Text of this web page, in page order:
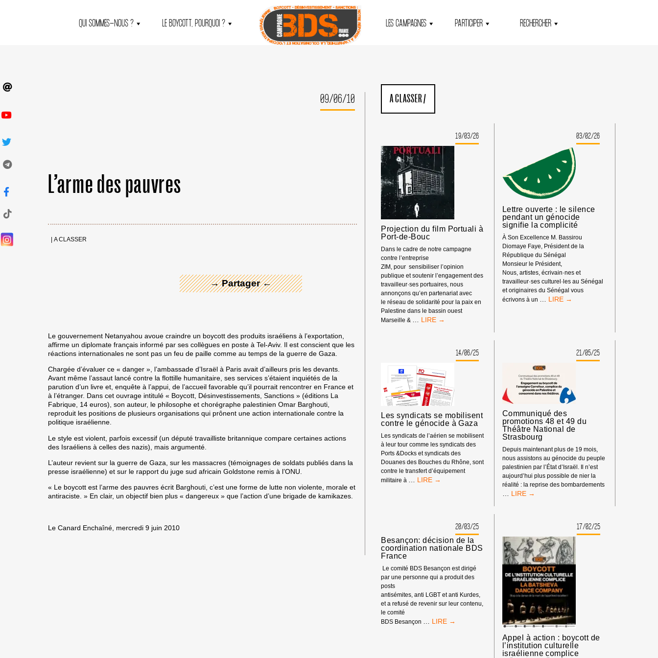
QUI SOMMES-NOUS ? LE BOYCOTT, POURQUOI ? LES CAMPAGNES PARTICIPER RECHERCHER
09/06/10
L’arme des pauvres
|A CLASSER
→ Partager ←
Le gouvernement Netanyahou avoue craindre un boycott des produits israéliens à l’exportation,
affirme un diplomate français informé par ses collègues en poste à Tel-Aviv. Il est conscient que les
réactions internationales ne sont pas un feu de paille comme au temps de la guerre de Gaza.
Chargée d’évaluer ce « danger », l’ambassade d’Israël à Paris avait d’ailleurs pris les devants.
Avant même l’assaut lancé contre la flottille humanitaire, ses services s’étaient inquiétés de la
parution d’un livre et, enquête à l’appui, de l’accueil favorable qu’il pourrait rencontrer en France et
à l’étranger. Dans cet ouvrage intitulé « Boycott, Désinvestissements, Sanctions » (éditions La
Fabrique, 14 euros), son auteur, le philosophe et chorégraphe palestinien Omar Barghouti,
reproduit les positions de plusieurs organisations qui prônent une action internationale contre la
politique israélienne.
Le style est violent, parfois excessif (un député travailliste britannique compare certaines actions
des Israéliens à celles des nazis), mais argumenté.
L’auteur revient sur la guerre de Gaza, sur les massacres (témoignages de soldats publiés dans la
presse israélienne) et sur le rapport du juge sud africain Goldstone remis à l’ONU.
« Le boycott est l’arme des pauvres écrit Barghouti, c’est une forme de lutte non violente, morale et
antiraciste. » En clair, un objectif bien plus « dangereux » que l’action d’une brigade de kamikazes.
Le Canard Enchaîné, mercredi 9 juin 2010
A CLASSER/
19/03/26
Projection du film Portuali à
Port-de-Bouc
Dans le cadre de notre campagne
contre l’entreprise
ZIM, pour sensibiliser l’opinion
publique et soutenir l’engagement des
travailleur·ses portuaires, nous
annonçons qu’en partenariat avec
le réseau de solidarité pour la paix en
Palestine dans le bassin ouest
Marseille &
PROJECTION
DE-
BOUC
03/02/26
Lettre ouverte : le silence
pendant un génocide
signifie la complicité
À Son Excellence M. Bassirou
Diomaye Faye, Président de la
République du Sénégal
Monsieur le Président,
Nous, artistes, écrivain·nes et
travailleur·ses culturel·les au Sénégal
et originaires du Sénégal vous
écrivons à un
LETTRE
GÉNOCIDE
SIGNIFIE
LA
COMPLICITÉ
14/06/25
Les syndicats se mobilisent
contre le génocide à Gaza
Les syndicats de l’aérien se mobilisent
à leur tour comme les syndicats des
Ports &Docks et syndicats des
Douanes des Bouches du Rhône, sont
contre le transfert d’équipement
militaire à
LES
À
GAZA
21/05/25
Communiqué des
promotions 48 et 49 du
Théâtre National de
Strasbourg
Depuis maintenant plus de 19 mois,
nous assistons au génocide du peuple
palestinien par l’État d’Israël. Il n’est
aujourd’hui plus possible de nier la
réalité : la reprise des bombardements
COMMUNIQUÉ
49
DU
THÉÂTRE
NATIONAL
DE
STRASBOURG
20/03/25
Besançon: décision de la
coordination nationale BDS
France
Le comité BDS Besançon est dirigé
par une personne qui a produit des
posts
antisémites, anti LGBT et anti Kurdes,
et a refusé de revenir sur leur contenu,
le comité
BDS Besançon
BESANÇON:
17/02/25
Appel à action : boycott de
l’institution culturelle
israélienne complice